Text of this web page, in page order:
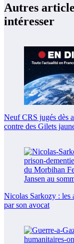
Autres
intéresser
Neuf CRS jugés dès
contre des Gilets
Nicolas Sarkozy : les
par son avocat